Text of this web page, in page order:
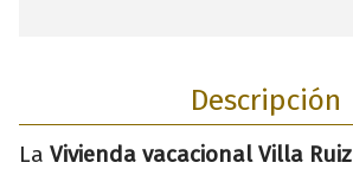
Descripción
La Vivienda vacacional Villa Ruiz